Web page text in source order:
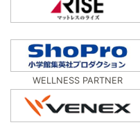
WELLNESS PARTNER